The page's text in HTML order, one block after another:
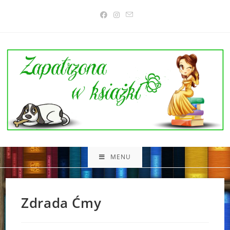
MENU
Zdrada Ćmy